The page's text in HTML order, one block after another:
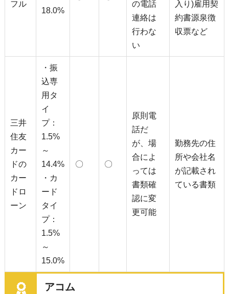
フル
18.0%
の電話
連絡は
行わな
い
入り)雇用契
約書源泉徴
収票など
三井
住友
カー
ドの
カー
ドロ
ーン
・振
込専
用タ
イ
プ：
1.5%
～
14.4%
・カ
ード
タイ
プ：
1.5%
～
15.0%
〇 〇
原則電
話だ
が、場
合によ
っては
書類確
認に変
更可能
勤務先の住
所や会社名
が記載され
ている書類
アコム